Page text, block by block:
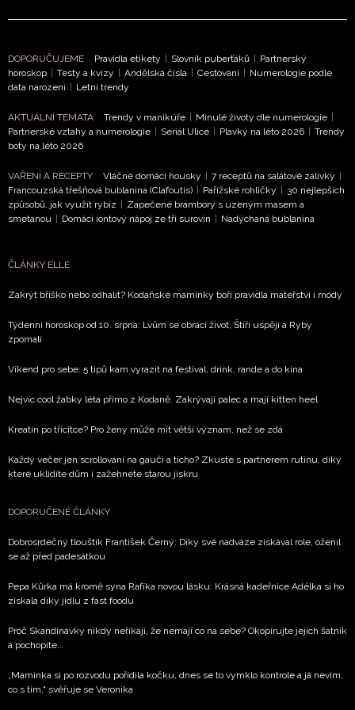
DOPORUČUJEME Pravidla etikety | Slovník puberťáků | Partnerský
horoskop | Testy a kvízy | Andělská čísla | Cestování | Numerologie podle
data narození | Letní trendy
AKTUÁLNÍ TÉMATA Trendy v manikúře | Minulé životy dle numerologie |
Partnerské vztahy a numerologie | Seriál Ulice | Plavky na léto 2026 | Trendy
boty na léto 2026
VAŘENÍ A RECEPTY Vláčné domácí housky | 7 receptů na salátové zálivky |
Francouzská třešňová bublanina (Clafoutis) | Pařížské rohlíčky | 30 nejlepších
způsobů, jak využít rybíz | Zapečené brambory s uzeným masem a
smetanou | Domácí iontový nápoj ze tří surovin | Nadýchaná bublanina
ČLÁNKY ELLE
Zakrýt bříško nebo odhalit? Kodaňské maminky boří pravidla mateřství i módy
Týdenní horoskop od 10. srpna: Lvům se obrací život, Štíři uspějí a Ryby
zpomalí
Víkend pro sebe: 5 tipů kam vyrazit na festival, drink, rande a do kina
Nejvíc cool žabky léta přímo z Kodaně. Zakrývají palec a mají kitten heel
Kreatin po třicítce? Pro ženy může mít větší význam, než se zdá
Každý večer jen scrollování na gauči a ticho? Zkuste s partnerem rutinu, díky
které uklidíte dům i zažehnete starou jiskru
DOPORUČENÉ ČLÁNKY
Dobrosrdečný tlouštík František Černý: Díky své nadváze získával role, oženil
se až před padesátkou
Pepa Kůrka má kromě syna Rafíka novou lásku: Krásná kadeřnice Adélka si ho
získala díky jídlu z fast foodu
Proč Skandinávky nikdy neříkají, že nemají co na sebe? Okopírujte jejich šatník
a pochopíte...
„Maminka si po rozvodu pořídila kočku, dnes se to vymklo kontrole a já nevím,
co s tím,“ svěřuje se Veronika